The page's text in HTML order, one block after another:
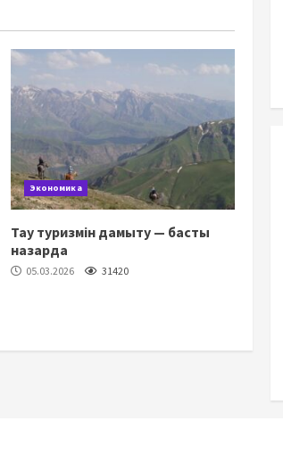
Экономика
Тау туризмін дамыту — басты
назарда
05.03.2026 31420